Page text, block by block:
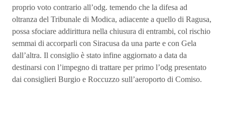
proprio voto contrario all’odg. temendo che la difesa ad
oltranza del Tribunale di Modica, adiacente a quello di Ragusa,
possa sfociare addirittura nella chiusura di entrambi, col rischio
semmai di accorparli con Siracusa da una parte e con Gela
dall’altra. Il consiglio è stato infine aggiornato a data da
destinarsi con l’impegno di trattare per primo l’odg presentato
dai consiglieri Burgio e Roccuzzo sull’aeroporto di Comiso.